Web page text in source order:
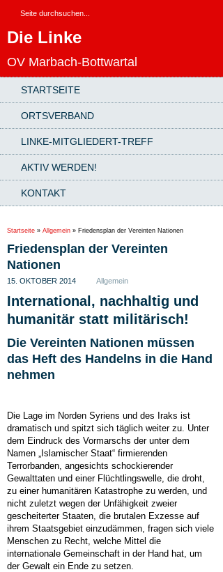
Die Linke
OV Marbach-Bottwartal
STARTSEITE
ORTSVERBAND
LINKE-MITGLIEDERT-TREFF
AKTIV WERDEN!
KONTAKT
Startseite » Allgemein » Friedensplan der Vereinten Nationen
Friedensplan der Vereinten
Nationen
15. OKTOBER 2014 Allgemein
International, nachhaltig und
humanitär statt militärisch!
Die Vereinten Nationen müssen
das Heft des Handelns in die Hand
nehmen
Die Lage im Norden Syriens und des Iraks ist
dramatisch und spitzt sich täglich weiter zu. Unter
dem Eindruck des Vormarschs der unter dem
Namen „Islamischer Staat“ firmierenden
Terrorbanden, angesichts schockierender
Gewalttaten und einer Flüchtlingswelle, die droht,
zu einer humanitären Katastrophe zu werden, und
nicht zuletzt wegen der Unfähigkeit zweier
gescheiterter Staaten, die brutalen Exzesse auf
ihrem Staatsgebiet einzudämmen, fragen sich viele
Menschen zu Recht, welche Mittel die
internationale Gemeinschaft in der Hand hat, um
der Gewalt ein Ende zu setzen.